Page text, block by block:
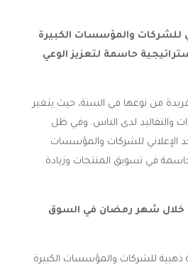
للشركات والمؤسسات الكبيرة
حاسمة لتعزيز الوعي
من نوعها في السنة، حيث يتغير
والتقاليد لدى الناس. وفي ظل
الإعلاني للشركات والمؤسسات
في تسويق المنتجات وزيادة
خلال شهر رمضان في السوق
للشركات والمؤسسات الكبيرة